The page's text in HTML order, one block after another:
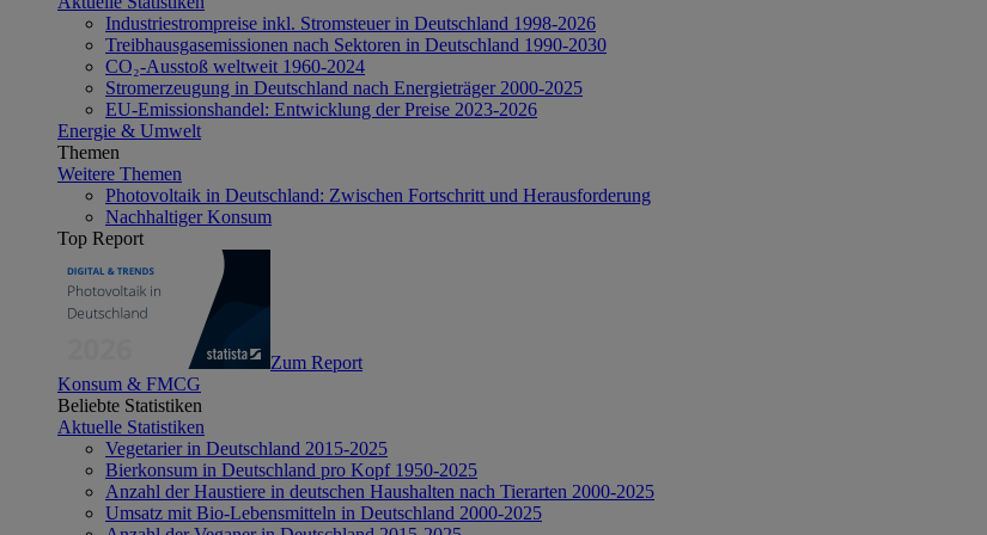
Industriestrompreise inkl. Stromsteuer in Deutschland 1998-2026
Treibhausgasemissionen nach Sektoren in Deutschland 1990-2030
CO₂-Ausstoß weltweit 1960-2024
Stromerzeugung in Deutschland nach Energieträger 2000-2025
EU-Emissionshandel: Entwicklung der Preise 2023-2026
Energie & Umwelt
Themen
Weitere Themen
Photovoltaik in Deutschland: Zwischen Fortschritt und Herausforderung
Nachhaltiger Konsum
Top Report
Zum Report
Konsum & FMCG
Beliebte Statistiken
Aktuelle Statistiken
Vegetarier in Deutschland 2015-2025
Bierkonsum in Deutschland pro Kopf 1950-2025
Anzahl der Haustiere in deutschen Haushalten nach Tierarten 2000-2025
Umsatz mit Bio-Lebensmitteln in Deutschland 2000-2025